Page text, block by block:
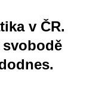
v ČR.